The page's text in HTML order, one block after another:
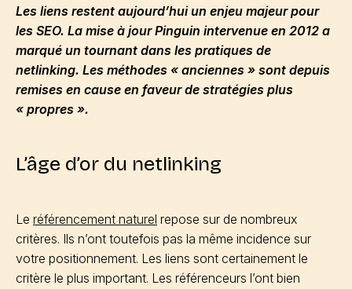
Les liens restent aujourd’hui un enjeu majeur pour
les SEO. La mise à jour Pinguin intervenue en 2012 a
marqué un tournant dans les pratiques de
netlinking. Les méthodes « anciennes » sont depuis
remises en cause en faveur de stratégies plus
« propres ».
L’âge d’or du netlinking
Le référencement naturel repose sur de nombreux
critères. Ils n’ont toutefois pas la même incidence sur
votre positionnement. Les liens sont certainement le
critère le plus important. Les référenceurs l’ont bien